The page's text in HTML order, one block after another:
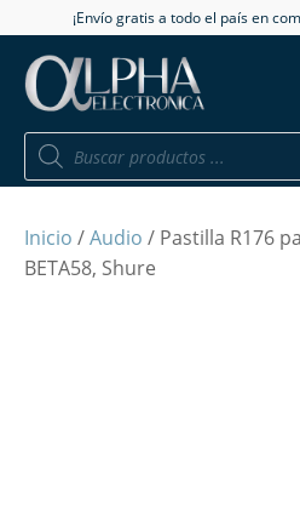
¡Envío gratis a todo el país en
Búsqueda
productos
Inicio /Audio / Pastilla R176
BETA58, Shure